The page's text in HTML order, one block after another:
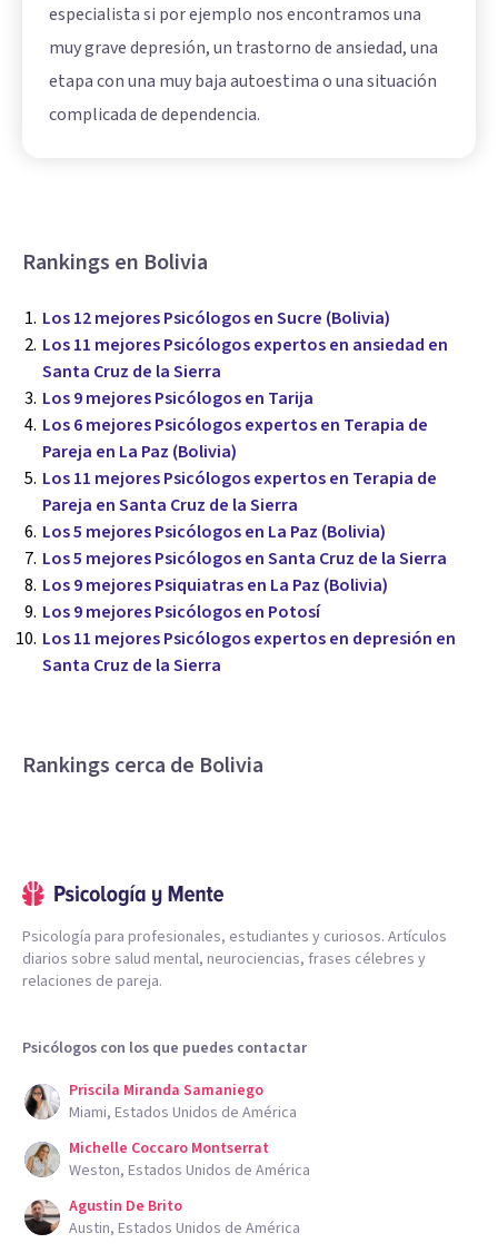
especialista si por ejemplo nos encontramos una
muy grave depresión, un trastorno de ansiedad, una
etapa con una muy baja autoestima o una situación
complicada de dependencia.
Rankings en Bolivia
Los 12 mejores Psicólogos en Sucre (Bolivia)
Los 11 mejores Psicólogos expertos en ansiedad en
Santa Cruz de la Sierra
Los 9 mejores Psicólogos en Tarija
Los 6 mejores Psicólogos expertos en Terapia de
Pareja en La Paz (Bolivia)
Los 11 mejores Psicólogos expertos en Terapia de
Pareja en Santa Cruz de la Sierra
Los 5 mejores Psicólogos en La Paz (Bolivia)
Los 5 mejores Psicólogos en Santa Cruz de la Sierra
Los 9 mejores Psiquiatras en La Paz (Bolivia)
Los 9 mejores Psicólogos en Potosí
Los 11 mejores Psicólogos expertos en depresión en
Santa Cruz de la Sierra
Rankings cerca de Bolivia
Psicología para profesionales, estudiantes y curiosos. Artículos
diarios sobre salud mental, neurociencias, frases célebres y
relaciones de pareja.
Psicólogos con los que puedes contactar
Priscila Miranda Samaniego
Miami, Estados Unidos de América
Michelle Coccaro Montserrat
Weston, Estados Unidos de América
Agustin De Brito
Austin, Estados Unidos de América